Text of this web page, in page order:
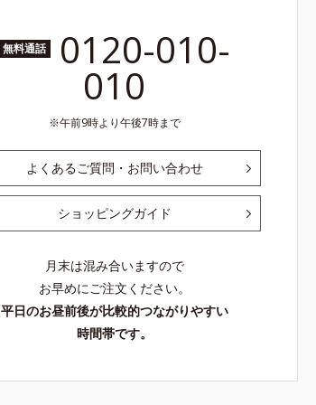
無料通話 0120-010-
010
午前9時より午後7時まで
よくあるご質問・お問い合わせ
ショッピングガイド
月末は混み合いますので
お早めにご注文ください。
平日のお昼前後が比較的つながりやすい
時間帯です。